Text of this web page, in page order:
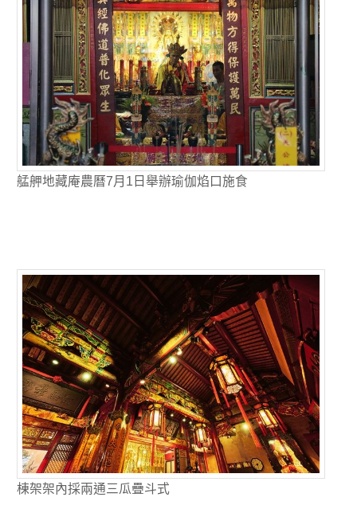
艋舺地藏庵農曆7月1日舉辦瑜伽焰口施食
棟架架內採兩通三瓜疊斗式